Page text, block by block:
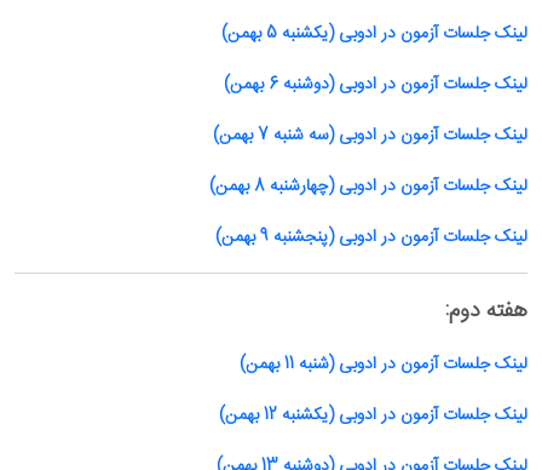
لینک جلسات آزمون در ادوبی (یکشنبه 5 بهمن)
لینک جلسات آزمون در ادوبی (دوشنبه 6 بهمن)
لینک جلسات آزمون در ادوبی (سه شنبه 7 بهمن)
لینک جلسات آزمون در ادوبی (چهارشنبه 8 بهمن)
لینک جلسات آزمون در ادوبی (پنجشنبه 9 بهمن)
هفته دوم:
لینک جلسات آزمون در ادوبی (شنبه 11 بهمن)
لینک جلسات آزمون در ادوبی (یکشنبه 12 بهمن)